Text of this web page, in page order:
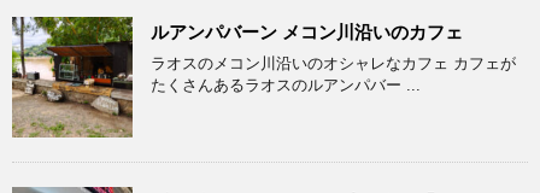
ルアンパバーン メコン川沿いのカフェ
ラオスのメコン川沿いのオシャレなカフェ カフェが
たくさんあるラオスのルアンパバー ...